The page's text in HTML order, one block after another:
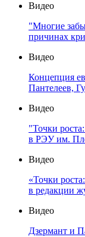
Видео
"Многие
причинах
Видео
Концепция
Пантелеев,
Видео
"Точки
в РЭУ им.
Видео
«Точки
в редакции
Видео
Дзермант и